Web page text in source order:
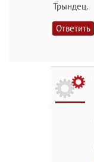
Трындец.
Ответить